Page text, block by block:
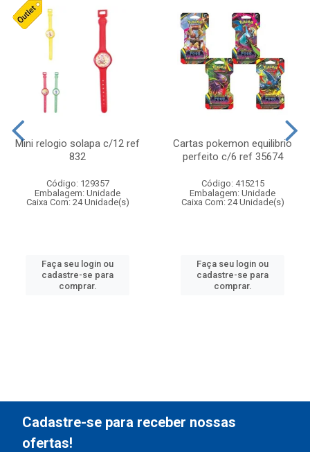
Mini relogio solapa c/12 ref
832
Código: 129357
Embalagem: Unidade
Caixa Com: 24 Unidade(s)
Faça seu login ou
cadastre-se para
comprar.
Cartas pokemon equilibrio
perfeito c/6 ref 35674
Código: 415215
Embalagem: Unidade
Caixa Com: 24 Unidade(s)
Faça seu login ou
cadastre-se para
comprar.
Cadastre-se para receber nossas
ofertas!